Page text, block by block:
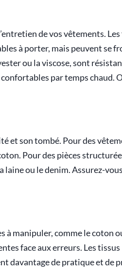
de vos vêtements. Les
à porter, mais peuvent se
ou la viscose, sont
par temps chaud.
et son tombé. Pour des
Pour des pièces
laine ou le denim. Assurez-
à manipuler, comme le coton
face aux erreurs. Les tissus
davantage de pratique et de